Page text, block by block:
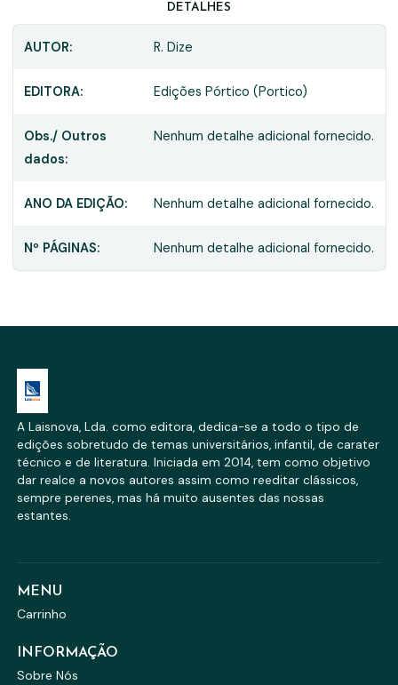
DETALHES
AUTOR: R. Dize
EDITORA: Edições Pórtico (Portico)
Obs./ Outros
dados:
Nenhum detalhe adicional fornecido.
ANO DA EDIÇÃO: Nenhum detalhe adicional fornecido.
Nº PÁGINAS: Nenhum detalhe adicional fornecido.
A Laisnova, Lda. como editora, dedica-se a todo o tipo de
edições sobretudo de temas universitários, infantil, de carater
técnico e de literatura. Iniciada em 2014, tem como objetivo
dar realce a novos autores assim como reeditar clássicos,
sempre perenes, mas há muito ausentes das nossas
estantes.
MENU
Carrinho
INFORMAÇÃO
Sobre Nós